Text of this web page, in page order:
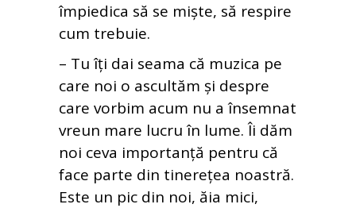
împiedica să se miște, să respire
cum trebuie.
– Tu îți dai seama că muzica pe
care noi o ascultăm și despre
care vorbim acum nu a însemnat
vreun mare lucru în lume. Îi dăm
noi ceva importanță pentru că
face parte din tinerețea noastră.
Este un pic din noi, ăia mici,